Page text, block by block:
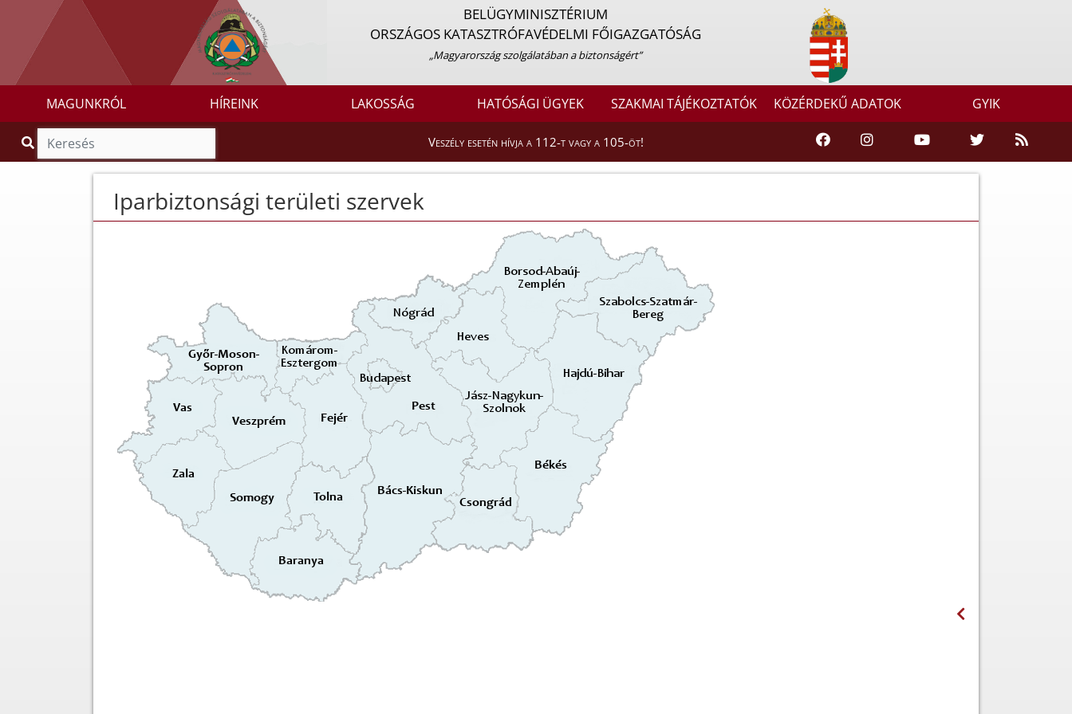
BELÜGYMINISZTÉRIUM
ORSZÁGOS KATASZTRÓFAVÉDELMI FŐIGAZGATÓSÁG
„Magyarország szolgálatában a biztonságért”
MAGUNKRÓL HÍREINK LAKOSSÁG HATÓSÁGI ÜGYEK SZAKMAI TÁJÉKOZTATÓK KÖZÉRDEKŰ ADATOK GYIK
Veszély esetén hívja a 112-t vagy a 105-öt!
Iparbiztonsági területi szervek